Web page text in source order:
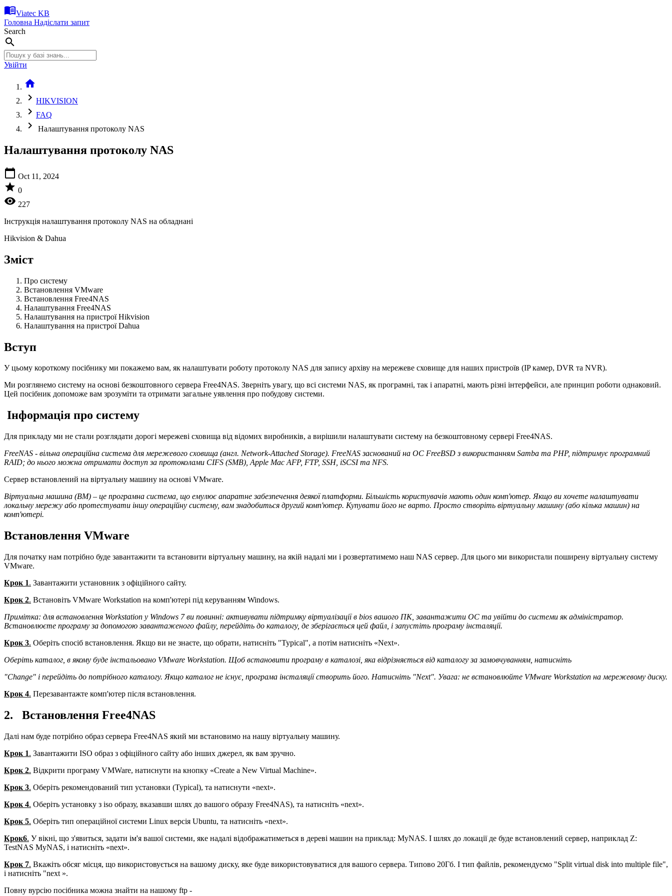
menu_bookViatec KB
Головна Надіслати запит
Search
search
Увійти
home
chevron_right HIKVISION
chevron_right FAQ
chevron_right Налаштування протоколу NAS
Налаштування протоколу NAS
calendar_today Oct 11, 2024
star 0
visibility 227
Інструкція налаштування протоколу NAS на обладнані
Hikvision & Dahua
Зміст
Про систему
Встановлення VMware
Встановлення Free4NAS
Налаштування Free4NAS
Налаштування на пристрої Hikvision
Налаштування на пристрої Dahua
Вступ
У цьому короткому посібнику ми покажемо вам, як налаштувати роботу протоколу NAS для запису архіву на мережеве сховище для наших пристроїв (IP камер, DVR та NVR).
Ми розглянемо систему на основі безкоштовного сервера Free4NAS. Зверніть увагу, що всі системи NAS, як програмні, так і апаратні, мають різні інтерфейси, але принцип роботи однаковий.
Цей посібник допоможе вам зрозуміти та отримати загальне уявлення про побудову системи.
Інформація про систему
Для прикладу ми не стали розглядати дорогі мережеві сховища від відомих виробників, а вирішили налаштувати систему на безкоштовному сервері Free4NAS.
FreeNAS - вільна операційна система для мережевого сховища (англ. Network-Attached Storage). FreeNAS заснований на ОС FreeBSD з використанням Samba та PHP, підтримує програмний
RAID; до нього можна отримати доступ за протоколами CIFS (SMB), Apple Mac AFP, FTP, SSH, iSCSI та NFS.
Сервер встановлений на віртуальну машину на основі VMware.
Віртуальна машина (ВМ) – це програмна система, що емулює апаратне забезпечення деякої платформи. Більшість користувачів мають один комп'ютер. Якщо ви хочете налаштувати
локальну мережу або протестувати іншу операційну систему, вам знадобиться другий комп'ютер. Купувати його не варто. Просто створіть віртуальну машину (або кілька машин) на
комп'ютері.
Встановлення VMware
Для початку нам потрібно буде завантажити та встановити віртуальну машину, на якій надалі ми і розвертатимемо наш NAS сервер. Для цього ми використали поширену віртуальну систему
VMware.
Крок 1. Завантажити установник з офіційного сайту.
Крок 2. Встановіть VMware Workstation на комп'ютері під керуванням Windows.
Примітка: для встановлення Workstation у Windows 7 ви повинні: активувати підтримку віртуалізації в bios вашого ПК, завантажити ОС та увійти до системи як адміністратор.
Встановлюєте програму за допомогою завантаженого файлу, перейдіть до каталогу, де зберігається цей файл, і запустіть програму інсталяції.
Крок 3. Оберіть спосіб встановлення. Якщо ви не знаєте, що обрати, натисніть "Typical", а потім натисніть «Next».
Оберіть каталог, в якому буде інстальовано VMware Workstation. Щоб встановити програму в каталозі, яка відрізняється від каталогу за замовчуванням, натисніть
"Change" і перейдіть до потрібного каталогу. Якщо каталог не існує, програма інсталяції створить його. Натисніть "Next". Увага: не встановлюйте VMware Workstation на мережевому диску.
Крок 4. Перезавантажте комп'ютер після встановлення.
2. Встановлення Free4NAS
Далі нам буде потрібно образ сервера Free4NAS який ми встановимо на нашу віртуальну машину.
Крок 1. Завантажити ISO образ з офіційного сайту або інших джерел, як вам зручно.
Крок 2. Відкрити програму VMWare, натиснути на кнопку «Create a New Virtual Machine».
Крок 3. Оберіть рекомендований тип установки (Typical), та натиснути «next».
Крок 4. Оберіть установку з iso образу, вказавши шлях до вашого образу Free4NAS), та натисніть «next».
Крок 5. Оберіть тип операційної системи Linux версія Ubuntu, та натисніть «next».
Крок6. У вікні, що з'явиться, задати ім'я вашої системи, яке надалі відображатиметься в дереві машин на приклад: MyNAS. І шлях до локації де буде встановлений сервер, наприклад Z:
TestNAS MyNAS, і натисніть «next».
Крок 7. Вкажіть обсяг місця, що використовується на вашому диску, яке буде використовуватися для вашого сервера. Типово 20Гб. І тип файлів, рекомендуємо "Split virtual disk into multiple file",
і натисніть "next ».
Повну вурсію посібника можна знайти на нашому ftp -